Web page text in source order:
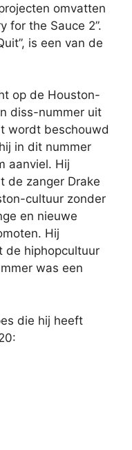
omvatten
for the Sauce 2”.
is een van de
op de Houston-
diss-nummer uit
wordt beschouwd
in dit nummer
aanviel. Hij
de zanger Drake
cultuur zonder
en nieuwe
Hij
de hiphopcultuur
was een
die hij heeft